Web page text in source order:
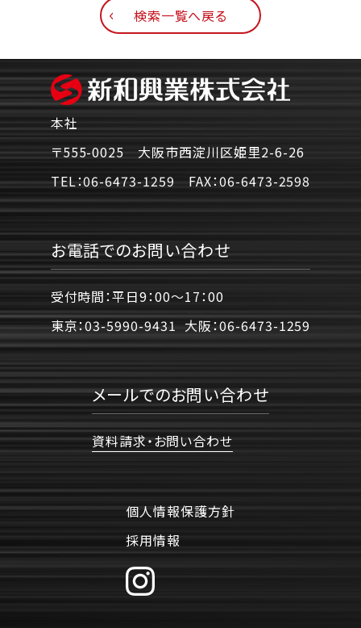
検索一覧へ戻る
本社
〒555-0025 大阪市西淀川区姫里2-6-26
TEL：06-6473-1259 FAX：06-6473-2598
お電話でのお問い合わせ
受付時間：平日9：00〜17：00
東京：03-5990-9431 大阪：06-6473-1259
メールでのお問い合わせ
資料請求・お問い合わせ
個人情報保護方針
採用情報